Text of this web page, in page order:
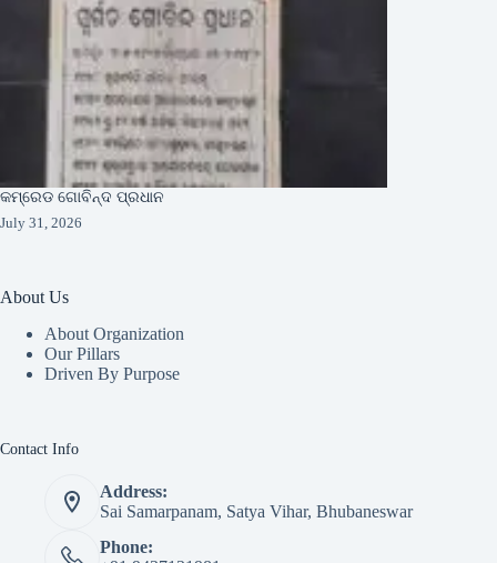
କମ୍ରେଡ ଗୋବିନ୍ଦ ପ୍ରଧାନ
July 31, 2026
About Us
About Organization
Our Pillars
Driven By Purpose​
Contact Info
Address:
Sai Samarpanam, Satya Vihar, Bhubaneswar
Phone: